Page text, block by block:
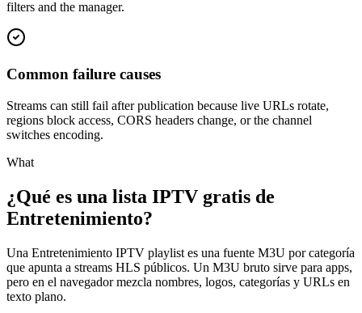
filters and the manager.
Common failure causes
Streams can still fail after publication because live URLs rotate,
regions block access, CORS headers change, or the channel
switches encoding.
What
¿Qué es una lista IPTV gratis de
Entretenimiento?
Una Entretenimiento IPTV playlist es una fuente M3U por categoría
que apunta a streams HLS públicos. Un M3U bruto sirve para apps,
pero en el navegador mezcla nombres, logos, categorías y URLs en
texto plano.